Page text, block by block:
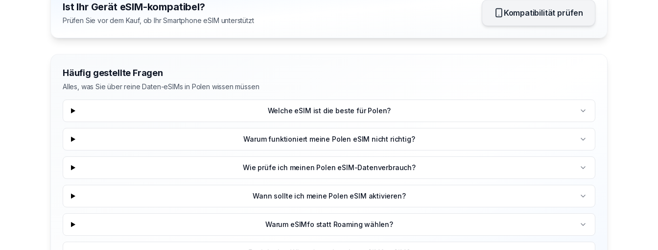
Ist Ihr Gerät eSIM-kompatibel?
Prüfen Sie vor dem Kauf, ob Ihr Smartphone eSIM unterstützt
Kompatibilität prüfen
Häufig gestellte Fragen
Alles, was Sie über reine Daten-eSIMs in Polen wissen müssen
Welche eSIM ist die beste für Polen?
Warum funktioniert meine Polen eSIM nicht richtig?
Wie prüfe ich meinen Polen eSIM-Datenverbrauch?
Wann sollte ich meine Polen eSIM aktivieren?
Warum eSIMfo statt Roaming wählen?